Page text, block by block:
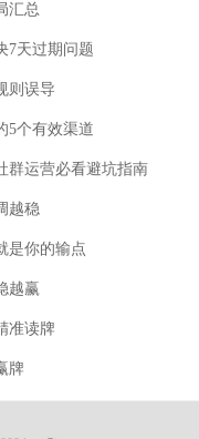
汇总
7天过期问题
则误导
5个有效渠道
群运营必看避坑指南
越稳
是你的输点
越赢
准读牌
牌